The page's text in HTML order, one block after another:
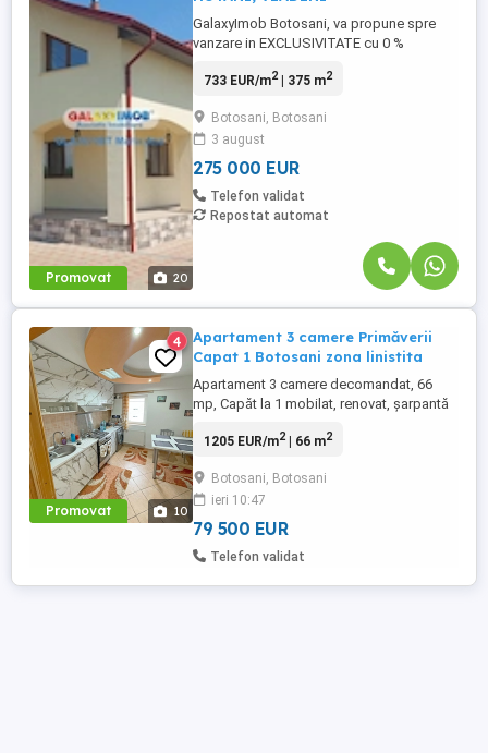
Promovat 20
GalaxyImob Botosani, va propune spre
vanzare in EXCLUSIVITATE cu 0 %
cu potential ridicat de dezvoltare, situata
km de municipiul Botosani. Date tehnice:
Constructie: P+M (parter + mansarda), an
2010, BCA; Suprafata ...
733 EUR/m2| 375 m2
Botosani, Botosani
3 august
275 000 EUR
Telefon validat
Repostat automat
Promovat 10
4
Apartament 3 camere Primăverii
Capat 1 Botosani zona linistita
Apartament 3 camere decomandat, 66
mp, Capăt la 1 mobilat, renovat, șarpantă
camere, decomandat, situat în zona Capăt
Botoșani. Apartamentul este amplasat la
etajul 4, cu șarpantă, având o suprafață
utilă de 66 mp. Compartimentare ...
1205 EUR/m2| 66 m2
Botosani, Botosani
ieri 10:47
79 500 EUR
Telefon validat